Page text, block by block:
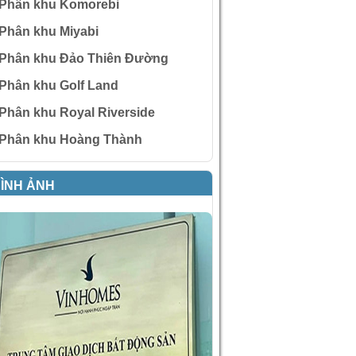
khu Komorebi
khu Miyabi
khu Đảo Thiên Đường
khu Golf Land
khu Royal Riverside
khu Hoàng Thành
ẢNH